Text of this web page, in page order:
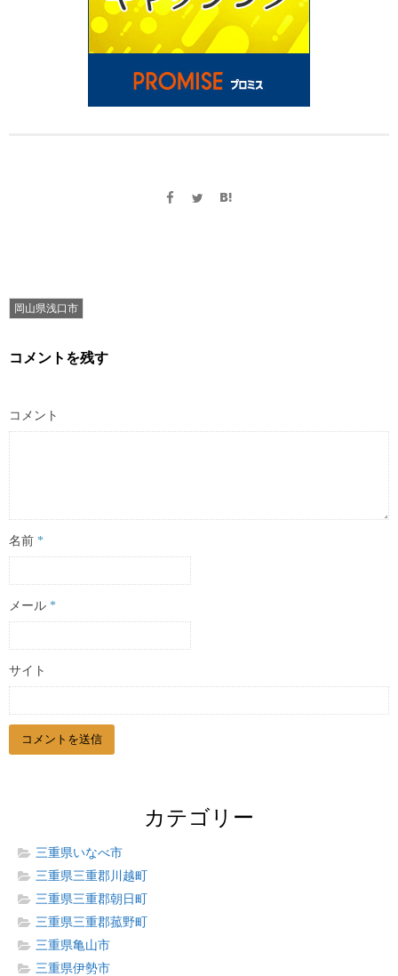
岡山県浅口市
コメントを残す
コメント
名前 *
メール *
サイト
カテゴリー
三重県いなべ市
三重県三重郡川越町
三重県三重郡朝日町
三重県三重郡菰野町
三重県亀山市
三重県伊勢市